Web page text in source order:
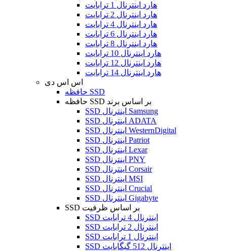
هارد اینترنال 1 ترابایت
هارد اینترنال 2 ترابایت
هارد اینترنال 4 ترابایت
هارد اینترنال 6 ترابایت
هارد اینترنال 8 ترابایت
هارد اینترنال 10 ترابایت
هارد اینترنال 12 ترابایت
هارد اینترنال 14 ترابایت
اس اس دی
حافظه SSD
حافظه SSD بر اساس برند
SSD اینترنال Samsung
SSD اینترنال ADATA
SSD اینترنال WesternDigital
SSD اینترنال Patriot
SSD اینترنال Lexar
SSD اینترنال PNY
SSD اینترنال Corsair
SSD اینترنال MSI
SSD اینترنال Crucial
SSD اینترنال Gigabyte
SSD بر اساس ظرفیت
SSD اینترنال 4 ترابایت
SSD اینترنال 2 ترابایت
SSD اینترنال 1 ترابایت
SSD اینترنال 512 گیگابایت